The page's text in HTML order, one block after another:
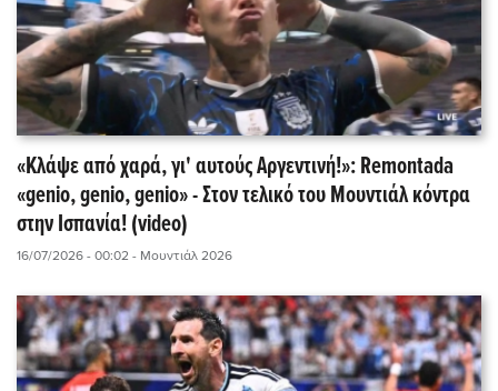
«Κλάψε από χαρά, γι' αυτούς Αργεντινή!»: Remontada
«genio, genio, genio» - Στον τελικό του Μουντιάλ κόντρα
στην Ισπανία! (video)
16/07/2026 - 00:02 - Μουντιάλ 2026